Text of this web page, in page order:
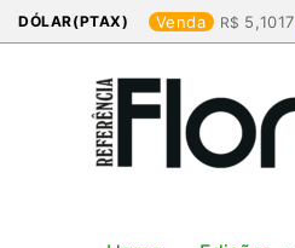
DÓLAR(PTAX) Venda 5,1017
para